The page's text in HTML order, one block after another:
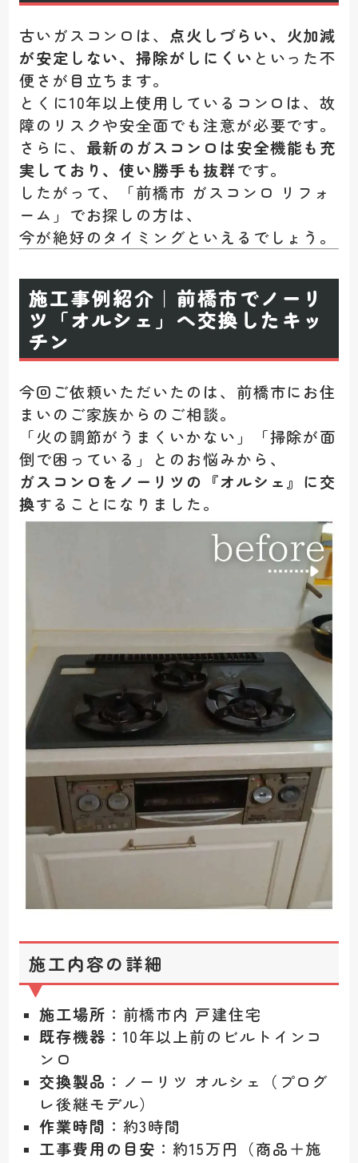
古いガスコンロは、 点火しづらい、火加減
が安定しない、掃除がしにくい といった不
便さが目立ちます。
とくに10年以上使用しているコンロは、故
障のリスクや安全面でも注意が必要です。
さらに、 最新のガスコンロは安全機能も充
実しており、使い勝手も抜群です。
したがって、「前橋市 ガスコンロ リフォ
ーム」でお探しの方は、
今が絶好のタイミングといえるでしょう。
施工事例紹介｜前橋市でノーリ
ツ「オルシェ」へ交換したキッ
チン
今回ご依頼いただいたのは、前橋市にお住
まいのご家族からのご相談。
「火の調節がうまくいかない」「掃除が面
倒で困っている」とのお悩みから、
ガスコンロをノーリツの『オルシェ』に交
換することになりました。
施工内容の詳細
施工場所 ：前橋市内 戸建住宅
既存機器 ：10年以上前のビルトインコ
ンロ
交換製品 ：ノーリツ オルシェ（プログ
レ後継モデル）
作業時間 ：約3時間
工事費用の目安 ：約15万円（商品＋施